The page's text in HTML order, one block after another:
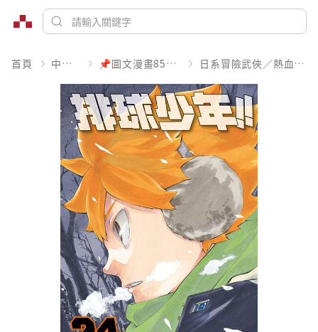
首頁 中文書 📌圖文漫畫85折起 日系冒險武俠／熱血運動